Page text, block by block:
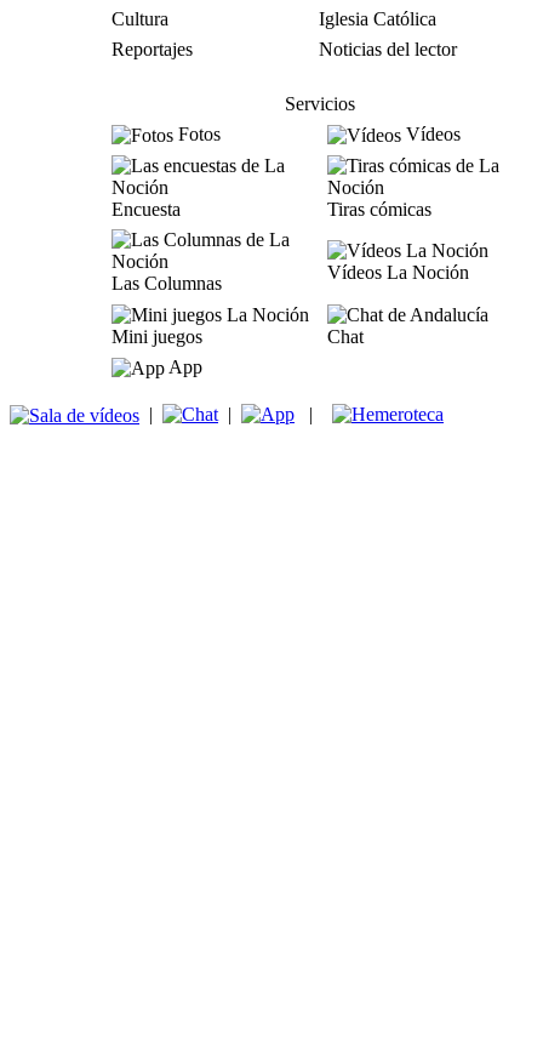
Cultura
Iglesia Católica
Reportajes
Noticias del lector
Servicios
Fotos
Vídeos
Encuesta Tiras cómicas
Las Columnas
Vídeos La Noción
Mini juegos
Chat
App
| | |